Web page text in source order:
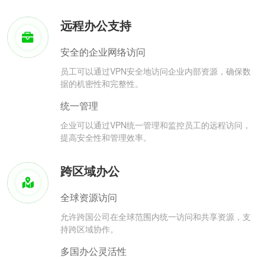
远程办公支持
安全的企业网络访问
员工可以通过VPN安全地访问企业内部资源，确保数
据的机密性和完整性。
统一管理
企业可以通过VPN统一管理和监控员工的远程访问，
提高安全性和管理效率。
跨区域办公
全球资源访问
允许跨国公司在全球范围内统一访问和共享资源，支
持跨区域协作。
多国办公灵活性